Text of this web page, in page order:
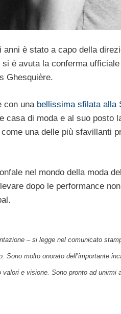
è stato a capo della
è avuta la conferma
Ghesquière.
con una bellissima sfilata alla
casa di moda e al suo posto
una delle più sfavillanti
nel mondo della moda
dopo le performance
– si legge nel comunicato
Sono molto onorato dell’importante
e visione. Sono pronto ad unirmi